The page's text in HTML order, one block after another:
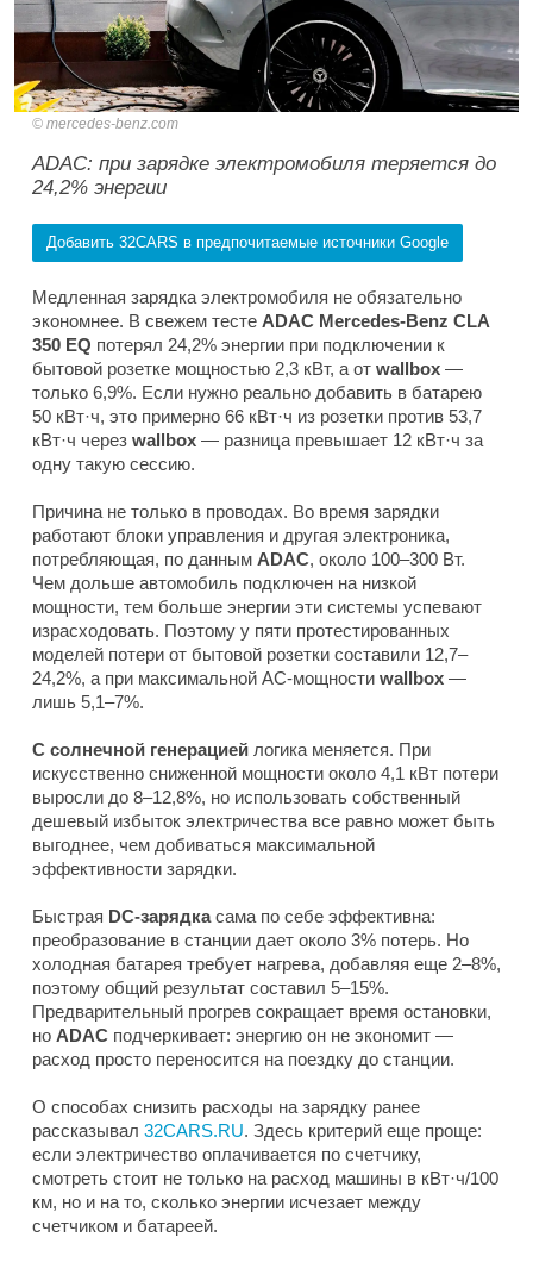
mercedes-benz.com
ADAC: при зарядке электромобиля теряется до
24,2% энергии
Добавить 32CARS в предпочитаемые источники Google
Медленная зарядка электромобиля не обязательно
экономнее. В свежем тесте ADAC Mercedes-Benz CLA
350 EQ потерял 24,2% энергии при подключении к
бытовой розетке мощностью 2,3 кВт, а от wallbox —
только 6,9%. Если нужно реально добавить в батарею
50 кВт·ч, это примерно 66 кВт·ч из розетки против 53,7
кВт·ч через wallbox — разница превышает 12 кВт·ч за
одну такую сессию.
Причина не только в проводах. Во время зарядки
работают блоки управления и другая электроника,
потребляющая, по данным ADAC, около 100–300 Вт.
Чем дольше автомобиль подключен на низкой
мощности, тем больше энергии эти системы успевают
израсходовать. Поэтому у пяти протестированных
моделей потери от бытовой розетки составили 12,7–
24,2%, а при максимальной AC-мощности wallbox —
лишь 5,1–7%.
С солнечной генерацией логика меняется. При
искусственно сниженной мощности около 4,1 кВт потери
выросли до 8–12,8%, но использовать собственный
дешевый избыток электричества все равно может быть
выгоднее, чем добиваться максимальной
эффективности зарядки.
Быстрая DC-зарядкасама по себе эффективна:
преобразование в станции дает около 3% потерь. Но
холодная батарея требует нагрева, добавляя еще 2–8%,
поэтому общий результат составил 5–15%.
Предварительный прогрев сокращает время остановки,
но ADAC подчеркивает: энергию он не экономит —
расход просто переносится на поездку до станции.
О способах снизить расходы на зарядку ранее
рассказывал 32CARS.RU. Здесь критерий еще проще:
если электричество оплачивается по счетчику,
смотреть стоит не только на расход машины в кВт·ч/100
км, но и на то, сколько энергии исчезает между
счетчиком и батареей.